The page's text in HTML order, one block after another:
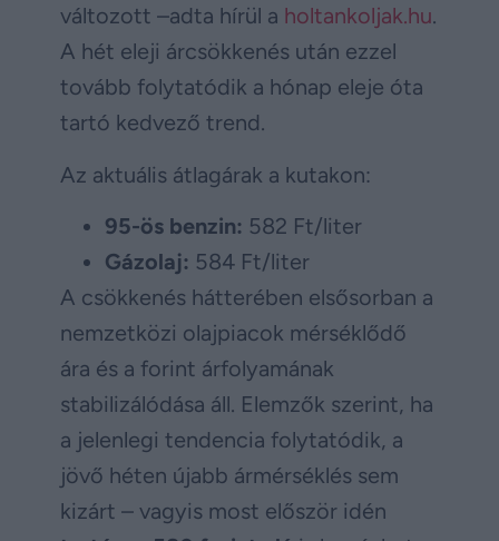
változott –adta hírül a holtankoljak.hu.
A hét eleji árcsökkenés után ezzel
tovább folytatódik a hónap eleje óta
tartó kedvező trend.
Az aktuális átlagárak a kutakon:
95-ös benzin: 582 Ft/liter
Gázolaj: 584 Ft/liter
A csökkenés hátterében elsősorban a
nemzetközi olajpiacok mérséklődő
ára és a forint árfolyamának
stabilizálódása áll. Elemzők szerint, ha
a jelenlegi tendencia folytatódik, a
jövő héten újabb ármérséklés sem
kizárt – vagyis most először idén